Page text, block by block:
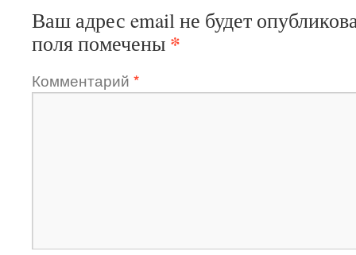
Ваш адрес email не будет
поля помечены *
Комментарий *